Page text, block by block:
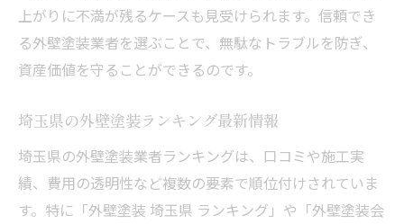
上がりに不満が残るケースも見受けられます。信頼でき
る外壁塗装業者を選ぶことで、無駄なトラブルを防ぎ、
資産価値を守ることができるのです。
埼玉県の外壁塗装ランキング最新情報
埼玉県の外壁塗装業者ランキングは、口コミや施工実
績、費用の透明性など複数の要素で順位付けされていま
す。特に「外壁塗装 埼玉県 ランキング」や「外壁塗装会